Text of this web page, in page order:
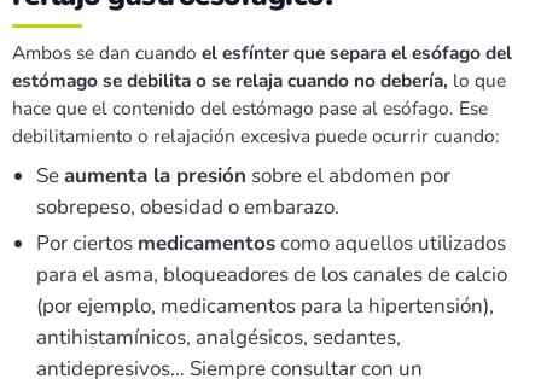
Ambos se dan cuando el esfínter que separa el esófago del
estómago se debilita o se relaja cuando no debería, lo que
hace que el contenido del estómago pase al esófago. Ese
debilitamiento o relajación excesiva puede ocurrir cuando:
Seaumenta la presión sobre el abdomen por
sobrepeso, obesidad o embarazo.
Por ciertos medicamentoscomo aquellos utilizados
para el asma, bloqueadores de los canales de calcio
(por ejemplo, medicamentos para la hipertensión),
antihistamínicos, analgésicos, sedantes,
antidepresivos… Siempre consultar con un